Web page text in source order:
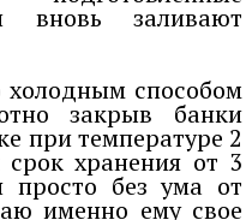
вновь заливают
способом
закрыв банки
при температуре 2
хранения от 3
без ума от
именно ему свое